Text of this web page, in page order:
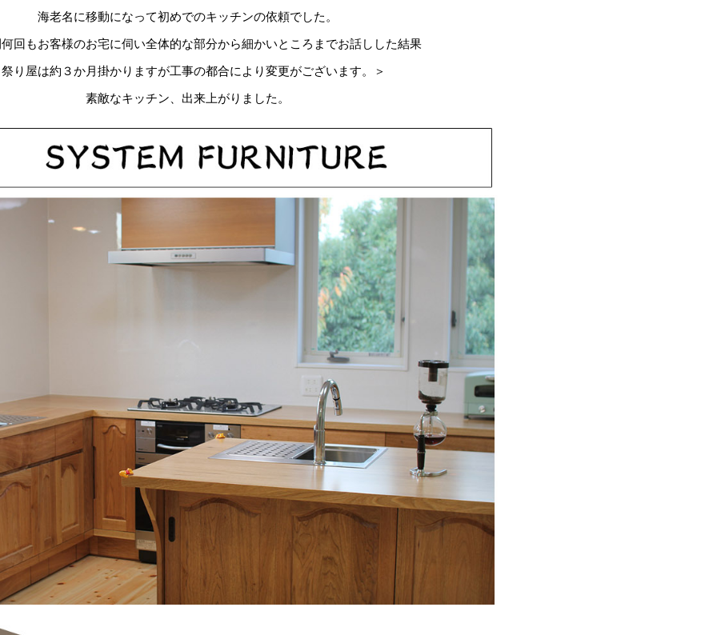
海老名に移動になって初めでのキッチンの依頼でした。
回もお客様のお宅に伺い全体的な部分から細かいところまでお話しした結果
り屋は約３か月掛かりますが工事の都合により変更がございます。＞
素敵なキッチン、出来上がりました。